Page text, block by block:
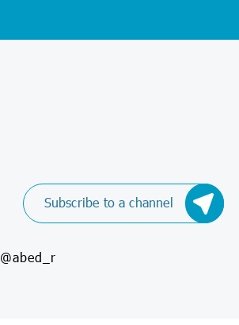
Subscribe to a channel
کانال اطلاع رسانی شهر کتیج ارتباط با مدیر کانال از طریق لینک زیر @abed_r